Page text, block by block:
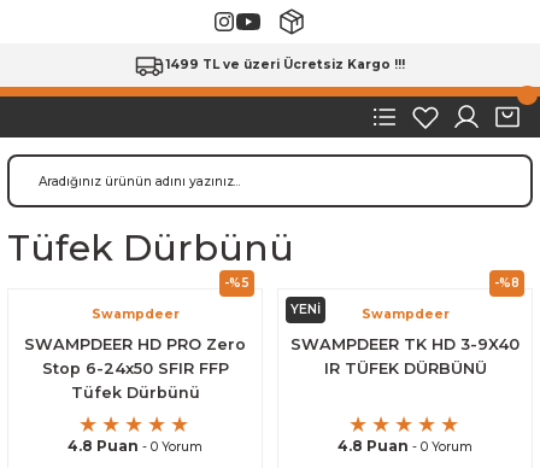
1499 TL ve üzeri Ücretsiz Kargo !!!
Tüfek Dürbünü
-%5
Swampdeer
SWAMPDEER HD PRO Zero
Stop 6-24x50 SFIR FFP
Tüfek Dürbünü
4.8 Puan - 0 Yorum
-%8
YENİ
Swampdeer
SWAMPDEER TK HD 3-9X40
IR TÜFEK DÜRBÜNÜ
4.8 Puan - 0 Yorum